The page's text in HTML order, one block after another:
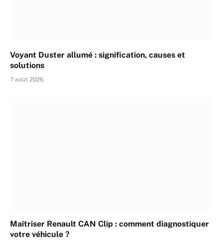
Voyant Duster allumé : signification, causes et
solutions
7 août 2026
Maîtriser Renault CAN Clip : comment diagnostiquer
votre véhicule ?